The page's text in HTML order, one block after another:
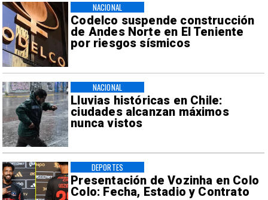
Codelco suspende construcción
de Andes Norte en El Teniente
por riesgos sísmicos
NACIONAL
Lluvias históricas en Chile:
ciudades alcanzan máximos
nunca vistos
NACIONAL
Presentación de Vozinha en Colo
Colo: Fecha, Estadio y Contrato
DEPORTES